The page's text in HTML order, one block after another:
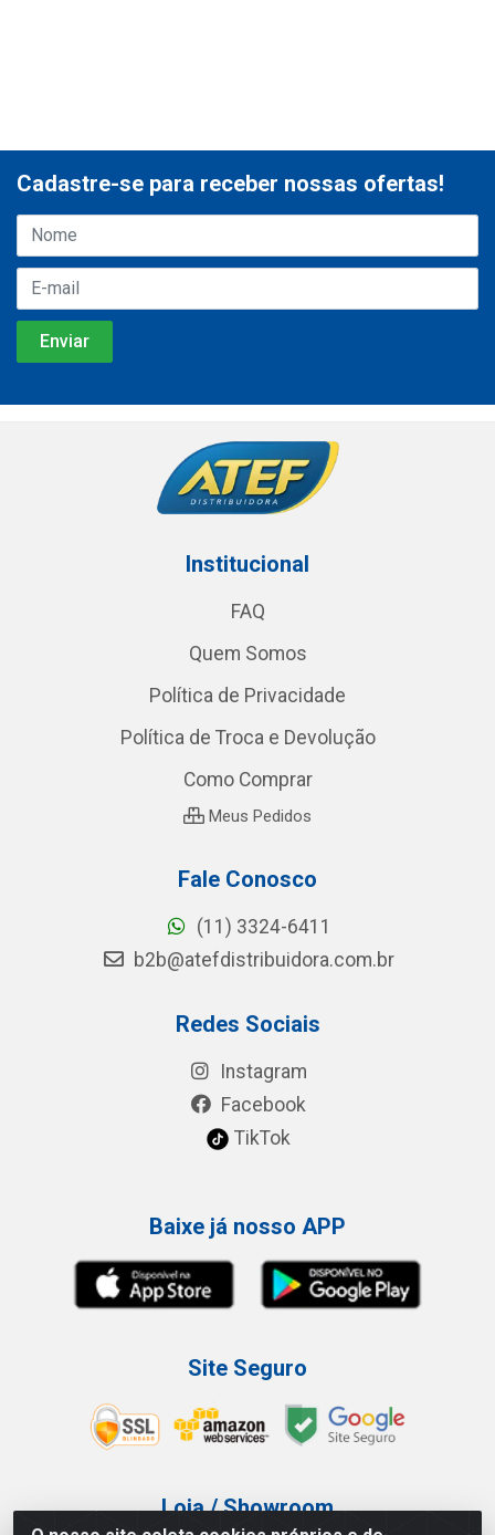
Cadastre-se para receber nossas ofertas!
Institucional
FAQ
Quem Somos
Política de Privacidade
Política de Troca e Devolução
Como Comprar
Meus Pedidos
Fale Conosco
(11) 3324-6411
b2b@atefdistribuidora.com.br
Redes Sociais
Instagram
Facebook
TikTok
Baixe já nosso APP
Site Seguro
Loja / Showroom